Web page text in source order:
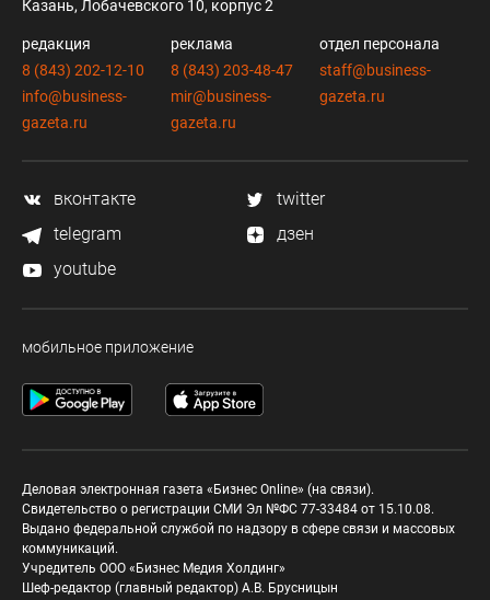
Казань, Лобачевского 10, корпус 2
редакция
8 (843) 202-12-10
info@business-
gazeta.ru
реклама
8 (843) 203-48-47
mir@business-
gazeta.ru
отдел персонала
staff@business-
gazeta.ru
вконтакте
twitter
telegram
дзен
youtube
мобильное приложение
Деловая электронная газета «Бизнес Online» (на связи).
Свидетельство о регистрации СМИ Эл №ФС 77-33484 от 15.10.08.
Выдано федеральной службой по надзору в сфере связи и массовых
коммуникаций.
Учредитель ООО «Бизнес Медия Холдинг»
Шеф-редактор (главный редактор) А.В. Брусницын